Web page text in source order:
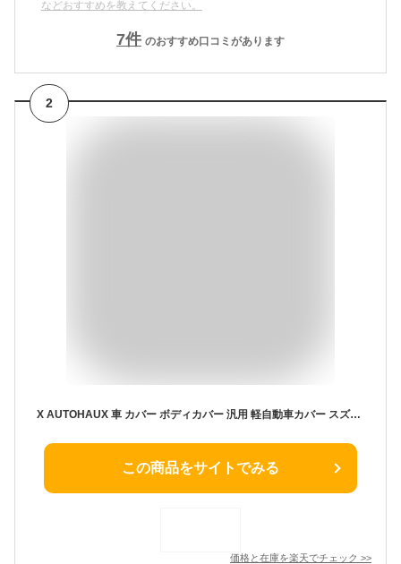
などおすすめを教えてください。
7件 のおすすめ口コミがあります
2
X AUTOHAUX 車 カバー ボディカバー 汎用 軽自動車カバー スズキアルト/ワゴンR/ ダイハツミラ/ホンダライフ/MAZDAフレアに対応 雹対策 撥水防塵防輻射紫外線カット 強風黄砂対策 運転側ジップ 収納袋付属 防風ロープ 着脱気軽 夜間安全警告 裏起毛
この商品をサイトでみる
価格と在庫を楽天でチェック >>